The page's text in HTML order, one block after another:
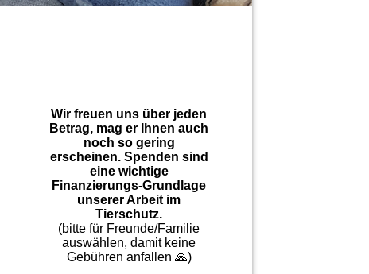
Wir freuen uns über jeden
Betrag, mag er Ihnen auch
noch so gering
erscheinen. Spenden sind
eine wichtige
Finanzierungs-Grundlage
unserer Arbeit im
Tierschutz.
(bitte für Freunde/Familie
auswählen, damit keine
Gebühren anfallen 🙏)